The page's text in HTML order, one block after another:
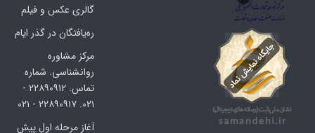
گالری عکس و فیلم
ره‌یافتگان در گذر ایام
مرکز مشاوره
روانشناسی. شماره
تماس. ۲۲۸۹۰۹۱۲ -
۰۲۱. ۲۲۸۹۰۹۱۷ - ۰۲۱
آغاز مرحله اول پیش